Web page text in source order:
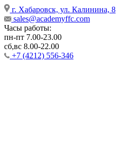
г. Хабаровск, ул. Калинина, 8
sales@academyffc.com
Часы работы:
пн-пт 7.00-23.00
сб,вс 8.00-22.00
+7 (4212) 556-346